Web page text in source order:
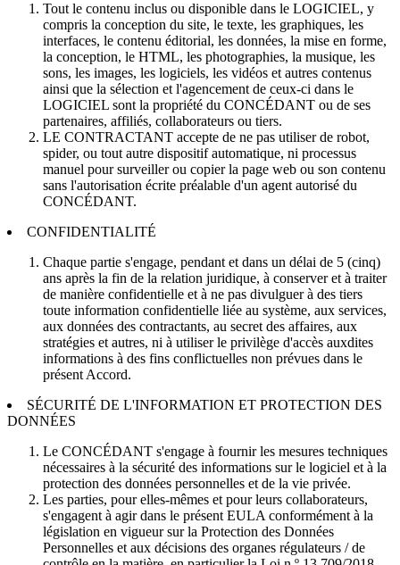
Tout le contenu inclus ou disponible dans le LOGICIEL, y
compris la conception du site, le texte, les graphiques, les
interfaces, le contenu éditorial, les données, la mise en forme,
la conception, le HTML, les photographies, la musique, les
sons, les images, les logiciels, les vidéos et autres contenus
ainsi que la sélection et l'agencement de ceux-ci dans le
LOGICIEL sont la propriété du CONCÉDANT ou de ses
partenaires, affiliés, collaborateurs ou tiers.
LE CONTRACTANT accepte de ne pas utiliser de robot,
spider, ou tout autre dispositif automatique, ni processus
manuel pour surveiller ou copier la page web ou son contenu
sans l'autorisation écrite préalable d'un agent autorisé du
CONCÉDANT.
CONFIDENTIALITÉ
Chaque partie s'engage, pendant et dans un délai de 5 (cinq)
ans après la fin de la relation juridique, à conserver et à traiter
de manière confidentielle et à ne pas divulguer à des tiers
toute information confidentielle liée au système, aux services,
aux données des contractants, au secret des affaires, aux
stratégies et autres, ni à utiliser le privilège d'accès auxdites
informations à des fins conflictuelles non prévues dans le
présent Accord.
SÉCURITÉ DE L'INFORMATION ET PROTECTION DES
DONNÉES
Le CONCÉDANT s'engage à fournir les mesures techniques
nécessaires à la sécurité des informations sur le logiciel et à la
protection des données personnelles et de la vie privée.
Les parties, pour elles-mêmes et pour leurs collaborateurs,
s'engagent à agir dans le présent EULA conformément à la
législation en vigueur sur la Protection des Données
Personnelles et aux décisions des organes régulateurs / de